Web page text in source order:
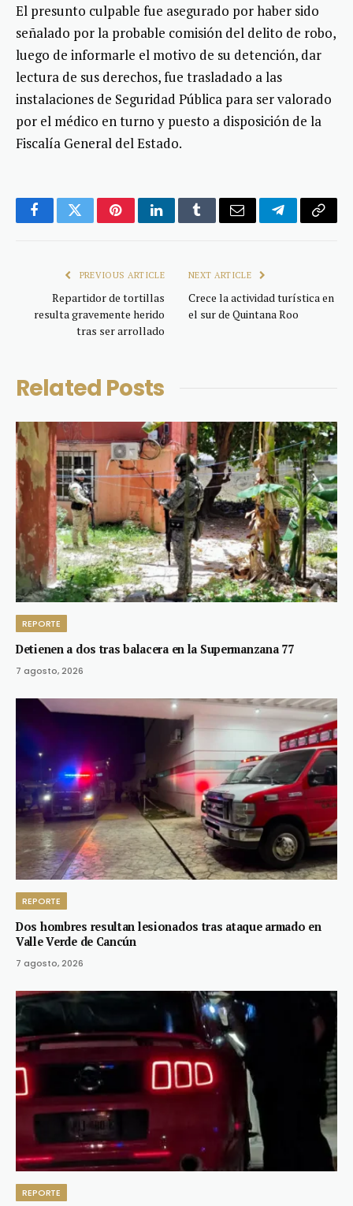
El presunto culpable fue asegurado por haber sido
señalado por la probable comisión del delito de robo,
luego de informarle el motivo de su detención, dar
lectura de sus derechos, fue trasladado a las
instalaciones de Seguridad Pública para ser valorado
por el médico en turno y puesto a disposición de la
Fiscalía General del Estado.
FacebookTwitterPinterestLinkedInTumblrEmail TelegramCopy
PREVIOUS ARTICLE
Repartidor de tortillas
resulta gravemente herido
tras ser arrollado
NEXT ARTICLE
Crece la actividad turística en
el sur de Quintana Roo
Related Posts
REPORTE
Detienen a dos tras balacera en la Supermanzana 77
7 agosto, 2026
REPORTE
Dos hombres resultan lesionados tras ataque armado en
Valle Verde de Cancún
7 agosto, 2026
REPORTE